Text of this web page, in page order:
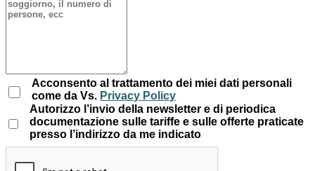
Acconsento al trattamento dei miei dati personali
come da Vs. Privacy Policy
Autorizzo l’invio della newsletter e di periodica
documentazione sulle tariffe e sulle offerte praticate
presso l’indirizzo da me indicato